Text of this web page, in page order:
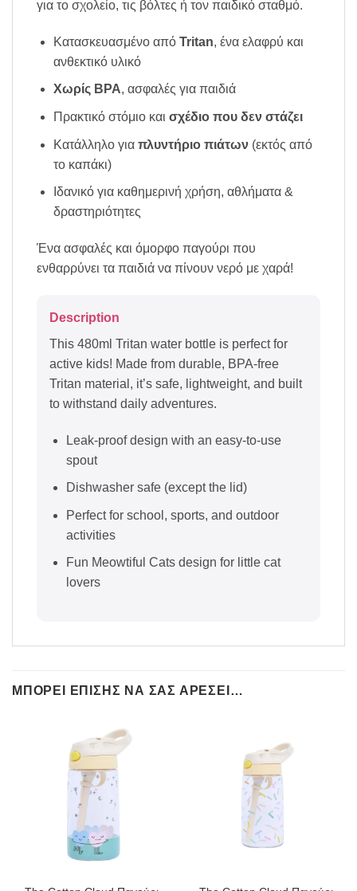
για το σχολείο, τις βόλτες ή τον παιδικό σταθμό.
Κατασκευασμένο από Tritan, ένα ελαφρύ και
ανθεκτικό υλικό
Χωρίς BPA, ασφαλές για παιδιά
Πρακτικό στόμιο και σχέδιο που δεν στάζει
Κατάλληλο για πλυντήριο πιάτων(εκτός από
το καπάκι)
Ιδανικό για καθημερινή χρήση, αθλήματα &
δραστηριότητες
Ένα ασφαλές και όμορφο παγούρι που
ενθαρρύνει τα παιδιά να πίνουν νερό με χαρά!
Description
This 480ml Tritan water bottle is perfect for
active kids! Made from durable, BPA-free
Tritan material, it’s safe, lightweight, and built
to withstand daily adventures.
Leak-proof design with an easy-to-use
spout
Dishwasher safe (except the lid)
Perfect for school, sports, and outdoor
activities
Fun Meowtiful Cats design for little cat
lovers
ΜΠΟΡΕΊ ΕΠΊΣΗΣ ΝΑ ΣΑΣ ΑΡΈΣΕΙ…